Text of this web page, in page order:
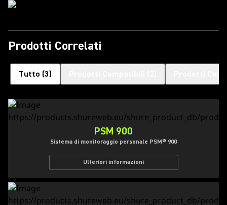
Prodotti Correlati
Tutto (3)
PSM 900
Sistema di monitoraggio personale PSM® 900
Ulteriori informazioni